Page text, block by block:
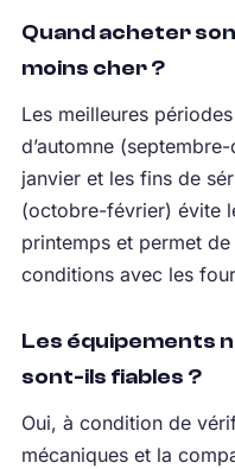
Quand acheter
moins cher ?
Les meilleures
d’automne
janvier et les fins de
(octobre-février) évite
printemps et permet
conditions avec les
Les équipements
sont-ils fiables ?
Oui, à condition de
mécaniques et la